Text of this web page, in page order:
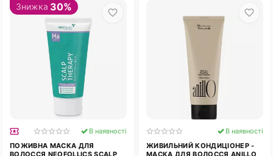
Знижка 30%
ПОЖИВНА МАСКА ДЛЯ
ВОЛОССЯ NEOFOLLICS SCALP
В наявності
ЖИВИЛЬНИЙ КОНДИЦІОНЕР -
МАСКА ДЛЯ ВОЛОССЯ ANILLO
В наявності